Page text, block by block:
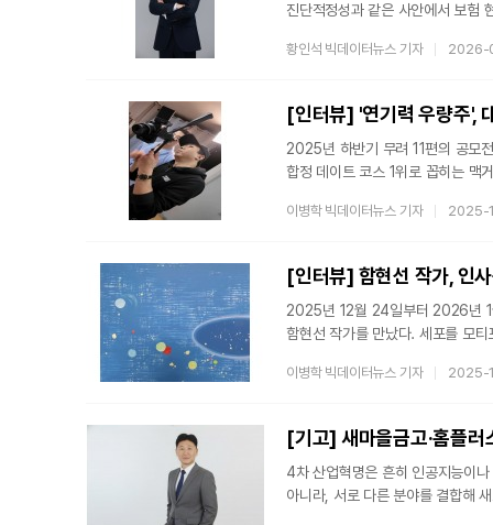
진단적정성과 같은 사안에서 보험
보험사 입장에서는 보험금 지급 여
진행되고 소비자들이 어떤 점을
황인석 빅데이터뉴스 기자 2026-
[인터뷰] '연기력 우량주',
2025년 하반기 무려 11편의 공모
합정 데이트 코스 1위로 꼽히는 맥
촬영장에서 함형준 배우와 함께 작
셀수없이 많은 작품을 함께한 '코
이병학 빅데이터뉴스 기자 2025-
2025년 12월 24일부터 2026년 1
함현선 작가를 만났다. 세포를 모
이야기를 나눴다.Q. 이번 전시 제
이번 전시를 통해 매일 주어지는
이병학 빅데이터뉴스 기자 2025-
[기고] 새마을금고·홈플러
4차 산업혁명은 흔히 인공지능이
아니라, 서로 다른 분야를 결합해